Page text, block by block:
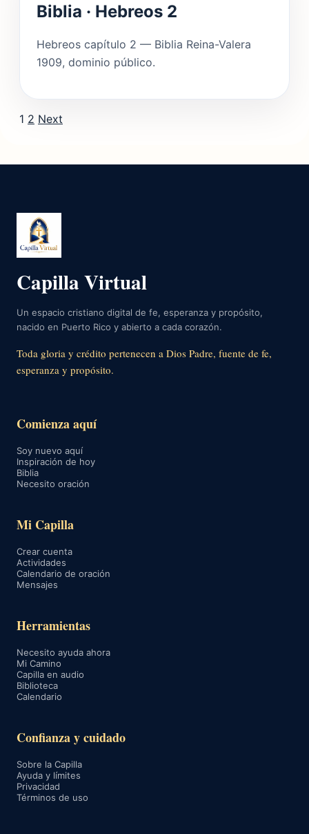
Biblia · Hebreos 2
Hebreos capítulo 2 — Biblia Reina-Valera
1909, dominio público.
Posts pagination
1 2 Next
Capilla Virtual
Un espacio cristiano digital de fe, esperanza y propósito,
nacido en Puerto Rico y abierto a cada corazón.
Toda gloria y crédito pertenecen a Dios Padre, fuente de fe,
esperanza y propósito.
Comienza aquí
Soy nuevo aquí
Inspiración de hoy
Biblia
Necesito oración
Mi Capilla
Crear cuenta
Actividades
Calendario de oración
Mensajes
Herramientas
Necesito ayuda ahora
Mi Camino
Capilla en audio
Biblioteca
Calendario
Confianza y cuidado
Sobre la Capilla
Ayuda y límites
Privacidad
Términos de uso